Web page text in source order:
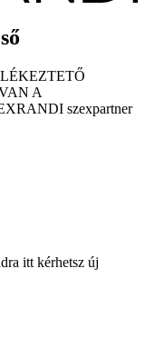
A
szexpartner
itt kérhetsz új